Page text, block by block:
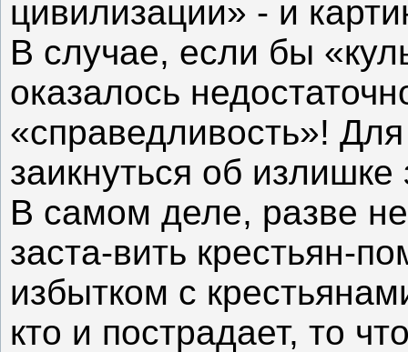
цивилизации» - и
В случае, если бы
оказалось
«справедливость»! Для
заикнуться об
В самом деле, разве
заста-вить крестьян-
избытком с
кто и пострадает, то